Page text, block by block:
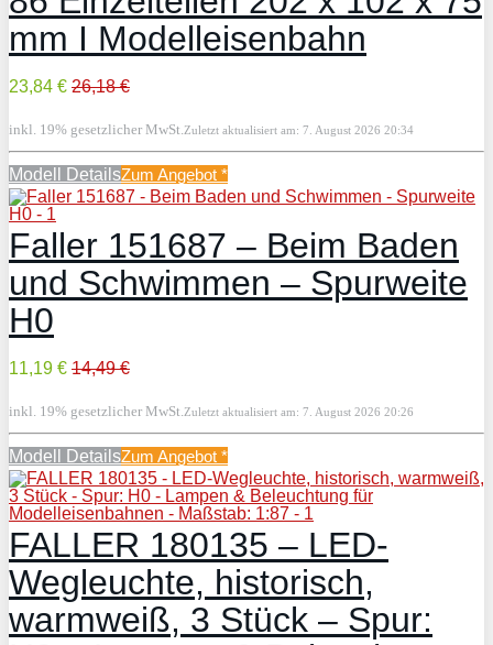
mm I Modelleisenbahn
23,84 € 26,18 €
inkl. 19% gesetzlicher MwSt. Zuletzt aktualisiert am: 7. August 2026 20:34
Modell DetailsZum Angebot *
Faller 151687 – Beim Baden
und Schwimmen – Spurweite
H0
11,19 € 14,49 €
inkl. 19% gesetzlicher MwSt. Zuletzt aktualisiert am: 7. August 2026 20:26
Modell DetailsZum Angebot *
FALLER 180135 – LED-
Wegleuchte, historisch,
warmweiß, 3 Stück – Spur: